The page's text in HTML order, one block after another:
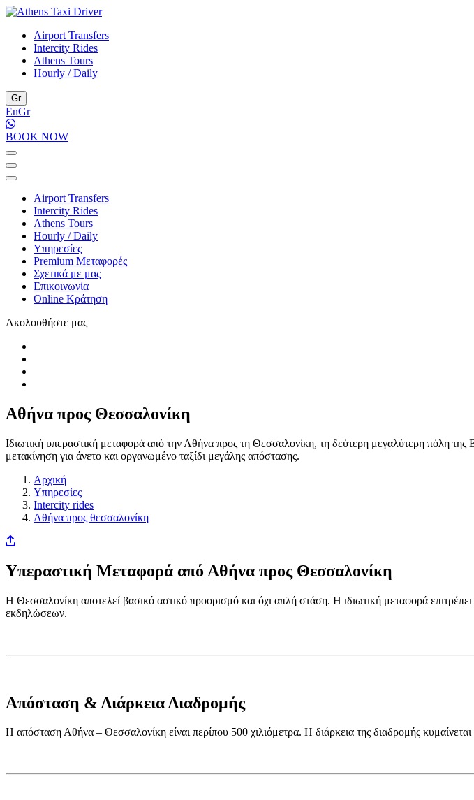
Airport Transfers
Intercity Rides
Athens Tours
Hourly / Daily
Gr
EnGr
BOOK NOW
Airport Transfers
Intercity Rides
Athens Tours
Hourly / Daily
Υπηρεσίες
Premium Μεταφορές
Σχετικά με μας
Επικοινωνία
Online Κράτηση
Ακολουθήστε μας
Αθήνα προς Θεσσαλονίκη
Ιδιωτική υπεραστική μεταφορά από την Αθήνα προς τη Θεσσαλονίκη, τη δεύτερη μεγαλύτερη πόλη της
μετακίνηση για άνετο και οργανωμένο ταξίδι μεγάλης απόστασης.
Αρχική
Υπηρεσίες
Intercity rides
Αθήνα προς θεσσαλονίκη
Υπεραστική Μεταφορά από Αθήνα προς Θεσσαλονίκη
Η Θεσσαλονίκη αποτελεί βασικό αστικό προορισμό και όχι απλή στάση. Η ιδιωτική μεταφορά
εκδηλώσεων.
Απόσταση & Διάρκεια Διαδρομής
Η απόσταση Αθήνα – Θεσσαλονίκη είναι περίπου 500 χιλιόμετρα. Η διάρκεια της διαδρομής